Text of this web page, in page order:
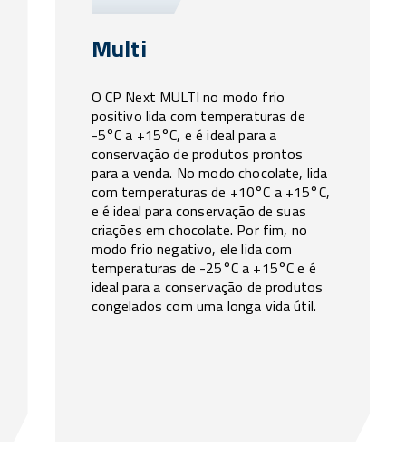
Multi
O CP Next MULTI no modo frio
positivo lida com temperaturas de
-5°C a +15°C, e é ideal para a
conservação de produtos prontos
para a venda. No modo chocolate, lida
com temperaturas de +10°C a +15°C,
e é ideal para conservação de suas
criações em chocolate. Por fim, no
modo frio negativo, ele lida com
temperaturas de -25°C a +15°C e é
ideal para a conservação de produtos
congelados com uma longa vida útil.